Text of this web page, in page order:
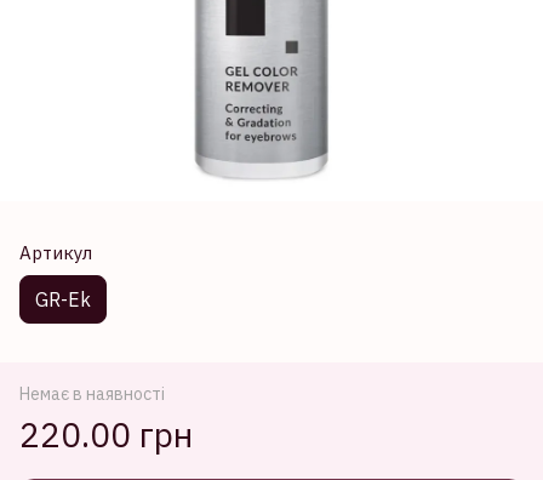
Артикул
GR-Ek
Немає в наявності
220.00 грн